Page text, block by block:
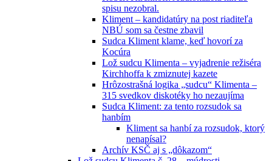
spisu nezobral.
Kliment – kandidatúry na post riaditeľa
NBÚ som sa čestne zbavil
Sudca Kliment klame, keď hovorí za
Kocúra
Lož sudcu Klimenta – vyjadrenie režiséra
Kirchhoffa k zmiznutej kazete
Hrôzostrašná logika „sudcu“ Klimenta –
315 svedkov diskotéky ho nezaujíma
Sudca Kliment: za tento rozsudok sa
hanbím
Kliment sa hanbí za rozsudok, ktorý
nenapísal?
Archív KSČ aj s „dôkazom“